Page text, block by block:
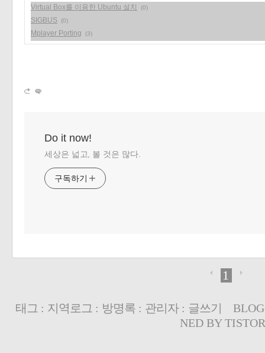
Virtual Box를 이용한 Ubuntu 설치 (0)
SIGBUS (0)
Mplayer Porting (3)
Do it now!
세상은 넓고, 볼 것은 많다.
구독하기
1
태그 : 지역로그 : 방명록: 관리자: 글쓰기
NED BY